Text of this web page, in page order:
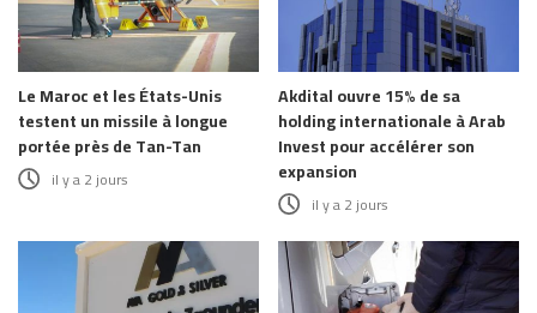
Le Maroc et les États-Unis
testent un missile à longue
portée près de Tan-Tan
il y a 2 jours
Akdital ouvre 15% de sa
holding internationale à Arab
Invest pour accélérer son
expansion
il y a 2 jours